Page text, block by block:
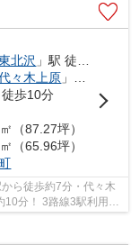
北沢 」駅 徒歩7分
々木上原 」駅 徒歩8分
徒歩10分
（87.27坪）
（65.96坪）
ら徒歩約7分・代々木
10分！ 3路線3駅利用可